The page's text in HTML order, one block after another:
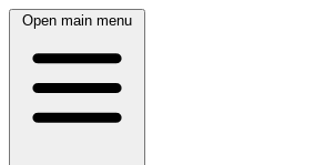
Open main menu